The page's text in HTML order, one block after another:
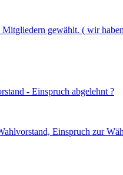
gewählt. ( wir
- Einspruch abgelehnt ?
Einspruch zur